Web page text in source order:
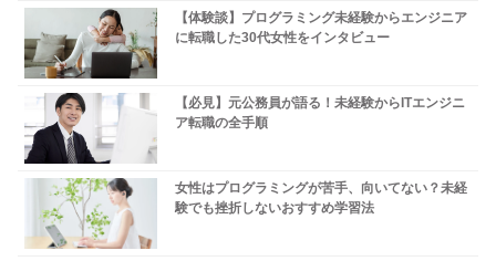
【体験談】プログラミング未経験からエンジニア
に転職した30代女性をインタビュー
【必見】元公務員が語る！未経験からITエンジニ
ア転職の全手順
女性はプログラミングが苦手、向いてない？未経
験でも挫折しないおすすめ学習法